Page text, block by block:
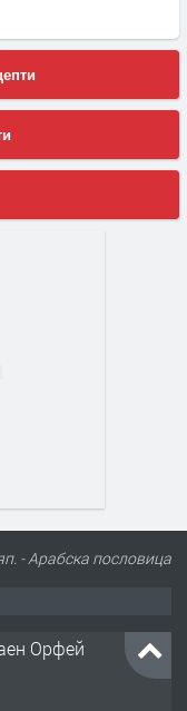
- Арабска пословица
Орфей